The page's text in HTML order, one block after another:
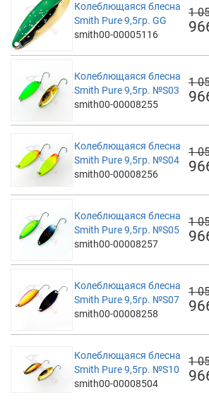
Колеблющаяся блесна
Smith Pure 9,5гр. GG
smith00-00005116
1
Колеблющаяся блесна
Smith Pure 9,5гр. №S03
smith00-00008255
1
Колеблющаяся блесна
Smith Pure 9,5гр. №S04
smith00-00008256
1
Колеблющаяся блесна
Smith Pure 9,5гр. №S05
smith00-00008257
1
Колеблющаяся блесна
Smith Pure 9,5гр. №S07
smith00-00008258
1
Колеблющаяся блесна
Smith Pure 9,5гр. №S10
smith00-00008504
1